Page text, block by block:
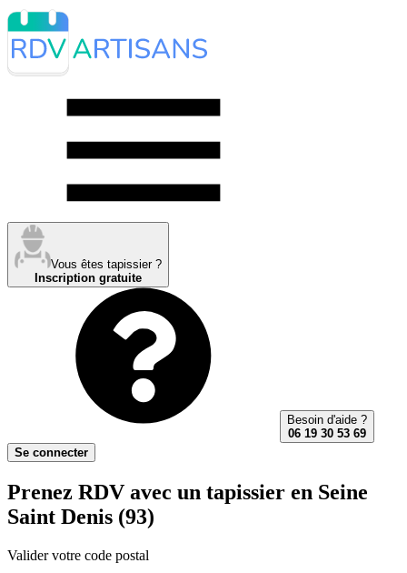
Vous êtes tapissier ?
Inscription gratuite
Besoin d'aide ?
06 19 30 53 69
Se connecter
Prenez RDV avec un tapissier en Seine
Saint Denis (93)
Valider votre code postal